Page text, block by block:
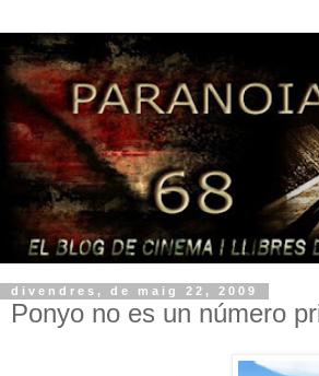
divendres, de maig 22, 2009
Ponyo no es un número